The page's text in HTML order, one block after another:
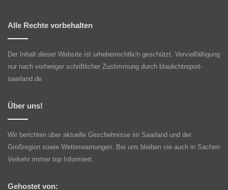
Alle Rechte vorbehalten
Der Inhalt dieser Website ist urheberrechtlich geschützt. Vervielfältigung
nur nach vorheriger schriftlicher Zustimmung durch blaulichtreport-
saarland.de
Über uns!
Wir berichten über aktuelle Geschehnisse im Saarland und der
Großregion sowie Wetterwarnungen. Bei uns bleiben sie auch in Sachen
Verkehr immer top Informiert.
Gehostet von: